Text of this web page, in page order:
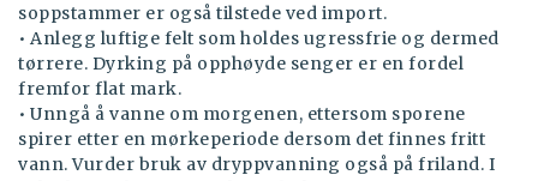
soppstammer er også tilstede ved import.
• Anlegg luftige felt som holdes ugressfrie og dermed
tørrere. Dyrking på opphøyde senger er en fordel
fremfor flat mark.
• Unngå å vanne om morgenen, ettersom sporene
spirer etter en mørkeperiode dersom det finnes fritt
vann. Vurder bruk av dryppvanning også på friland. I